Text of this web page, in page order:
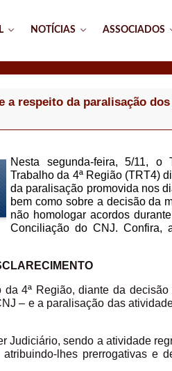
NOTÍCIAS ASSOCIADOS
a respeito da paralisação
Nesta segunda-feira, 5/11, o
Trabalho da 4ª Região (TRT4)
da paralisação promovida nos
bem como sobre a decisão da
não homologar acordos
Conciliação do CNJ. Confira,
4ª Região, diante da
– e a paralisação das
Judiciário, sendo a atividade
lhes prerrogativas e